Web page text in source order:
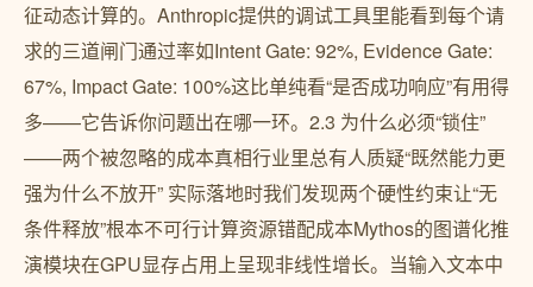
征动态计算的。Anthropic提供的调试工具里能看到每个请
求的三道闸门通过率如Intent Gate: 92%, Evidence Gate:
67%, Impact Gate: 100%这比单纯看“是否成功响应”有用得
多——它告诉你问题出在哪一环。2.3 为什么必须“锁住”
——两个被忽略的成本真相行业里总有人质疑“既然能力更
强为什么不放开” 实际落地时我们发现两个硬性约束让“无
条件释放”根本不可行计算资源错配成本Mythos的图谱化推
演模块在GPU显存占用上呈现非线性增长。当输入文本中